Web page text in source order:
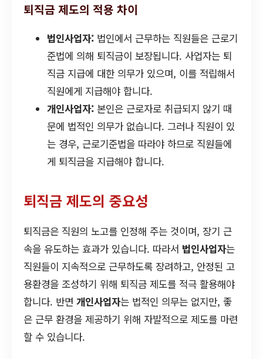
퇴직금 제도의 적용 차이
법인사업자: 법인에서 근무하는 직원들은 근로기
준법에 의해 퇴직금이 보장됩니다. 사업자는 퇴
직금 지급에 대한 의무가 있으며, 이를 적립해서
직원에게 지급해야 합니다.
개인사업자: 본인은 근로자로 취급되지 않기 때
문에 법적인 의무가 없습니다. 그러나 직원이 있
는 경우, 근로기준법을 따라야 하므로 직원들에
게 퇴직금을 지급해야 합니다.
퇴직금 제도의 중요성
퇴직금은 직원의 노고를 인정해 주는 것이며, 장기 근
속을 유도하는 효과가 있습니다. 따라서 법인사업자는
직원들이 지속적으로 근무하도록 장려하고, 안정된 고
용환경을 조성하기 위해 퇴직금 제도를 적극 활용해야
합니다. 반면 개인사업자는 법적인 의무는 없지만, 좋
은 근무 환경을 제공하기 위해 자발적으로 제도를 마련
할 수 있습니다.